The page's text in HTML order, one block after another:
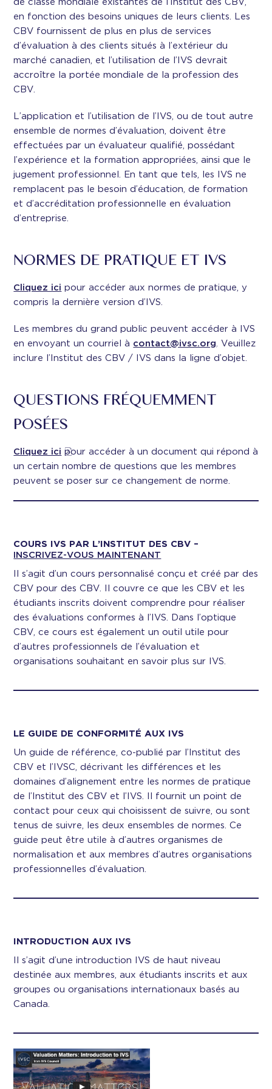
en fonction des besoins uniques de leurs clients. Les
CBV fournissent de plus en plus de services
d’évaluation à des clients situés à l’extérieur du
marché canadien, et l’utilisation de l’IVS devrait
accroître la portée mondiale de la profession des
CBV.
L’application et l’utilisation de l’IVS, ou de tout autre
ensemble de normes d’évaluation, doivent être
effectuées par un évaluateur qualifié, possédant
l’expérience et la formation appropriées, ainsi que le
jugement professionnel. En tant que tels, les IVS ne
remplacent pas le besoin d’éducation, de formation
et d’accréditation professionnelle en évaluation
d’entreprise.
NORMES DE PRATIQUE ET IVS
Cliquez ici pour accéder aux normes de pratique, y
compris la dernière version d’IVS.
Les membres du grand public peuvent accéder à IVS
en envoyant un courriel à contact@ivsc.org. Veuillez
inclure l’Institut des CBV / IVS dans la ligne d’objet.
QUESTIONS FRÉQUEMMENT
POSÉES
Cliquez ici pour accéder à un document qui répond à
un certain nombre de questions que les membres
peuvent se poser sur ce changement de norme.
COURS IVS PAR L’INSTITUT DES CBV –
INSCRIVEZ-VOUS MAINTENANT
Il s’agit d’un cours personnalisé conçu et créé par des
CBV pour des CBV. Il couvre ce que les CBV et les
étudiants inscrits doivent comprendre pour réaliser
des évaluations conformes à l’IVS. Dans l’optique
CBV, ce cours est également un outil utile pour
d’autres professionnels de l’évaluation et
organisations souhaitant en savoir plus sur IVS.
LE GUIDE DE CONFORMITÉ AUX IVS
Un guide de référence, co-publié par l’Institut des
CBV et l’IVSC, décrivant les différences et les
domaines d’alignement entre les normes de pratique
de l’Institut des CBV et l’IVS. Il fournit un point de
contact pour ceux qui choisissent de suivre, ou sont
tenus de suivre, les deux ensembles de normes. Ce
guide peut être utile à d’autres organismes de
normalisation et aux membres d’autres organisations
professionnelles d’évaluation.
INTRODUCTION AUX IVS
Il s’agit d’une introduction IVS de haut niveau
destinée aux membres, aux étudiants inscrits et aux
groupes ou organisations internationaux basés au
Canada.